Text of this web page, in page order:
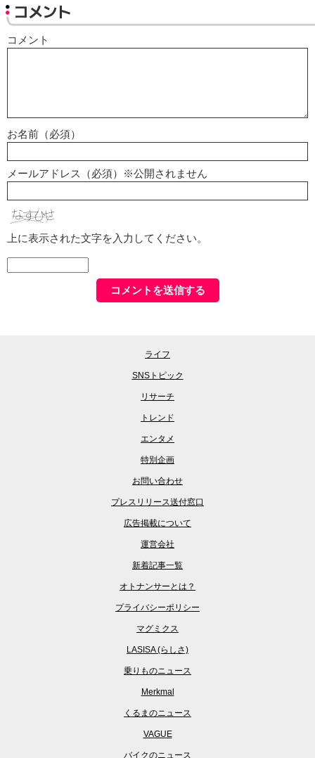
コメント
コメント
お名前（必須）
メールアドレス（必須）※公開されません
上に表示された文字を入力してください。
ライフ
SNSトピック
リサーチ
トレンド
エンタメ
特別企画
お問い合わせ
プレスリリース送付窓口
広告掲載について
運営会社
新着記事一覧
オトナンサーとは？
プライバシーポリシー
マグミクス
LASISA (らしさ)
乗りものニュース
Merkmal
くるまのニュース
VAGUE
バイクのニュース